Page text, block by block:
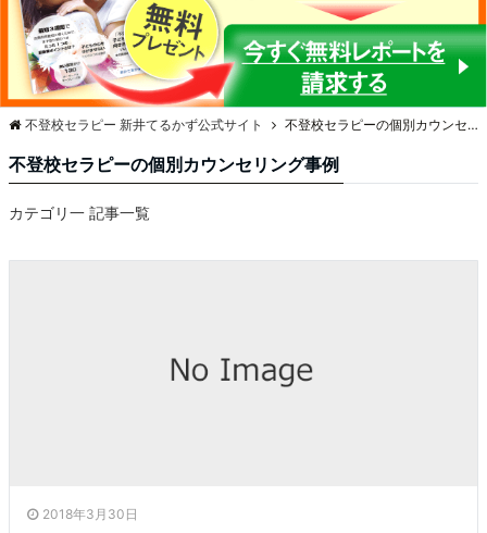
不登校セラピー 新井てるかず公式サイト 不登校セラピーの個別カウンセリング事例
不登校セラピーの個別カウンセリング事例
カテゴリ一 記事一覧
2018年3月30日